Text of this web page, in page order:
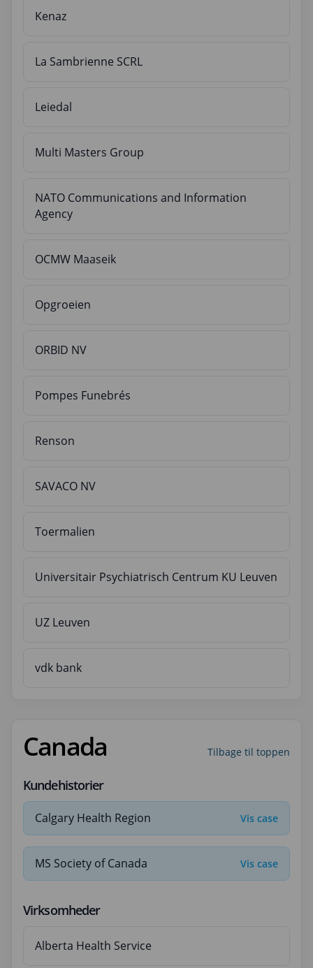
Kenaz
La Sambrienne SCRL
Leiedal
Multi Masters Group
NATO Communications and Information
Agency
OCMW Maaseik
Opgroeien
ORBID NV
Pompes Funebrés
Renson
SAVACO NV
Toermalien
Universitair Psychiatrisch Centrum KU Leuven
UZ Leuven
vdk bank
Canada Tilbage til toppen
Kundehistorier
Calgary Health Region Vis case
MS Society of Canada Vis case
Virksomheder
Alberta Health Service